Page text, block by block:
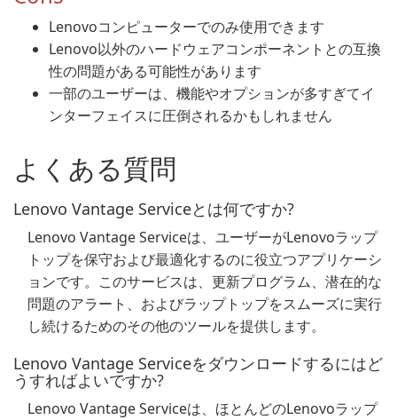
Lenovoコンピューターでのみ使用できます
Lenovo以外のハードウェアコンポーネントとの互換
性の問題がある可能性があります
一部のユーザーは、機能やオプションが多すぎてイ
ンターフェイスに圧倒されるかもしれません
よくある質問
Lenovo Vantage Serviceとは何ですか?
Lenovo Vantage Serviceは、ユーザーがLenovoラップ
トップを保守および最適化するのに役立つアプリケーシ
ョンです。このサービスは、更新プログラム、潜在的な
問題のアラート、およびラップトップをスムーズに実行
し続けるためのその他のツールを提供します。
Lenovo Vantage Serviceをダウンロードするにはど
うすればよいですか?
Lenovo Vantage Serviceは、ほとんどのLenovoラップ